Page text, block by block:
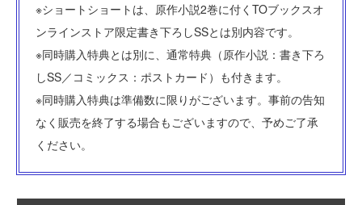
※ショートショートは、原作小説2巻に付くTOブックスオ
ンラインストア限定書き下ろしSSとは別内容です。
※同時購入特典とは別に、通常特典（原作小説：書き下ろ
しSS／コミックス：ポストカード）も付きます。
※同時購入特典は準備数に限りがございます。事前の告知
なく販売を終了する場合もございますので、予めご了承
ください。